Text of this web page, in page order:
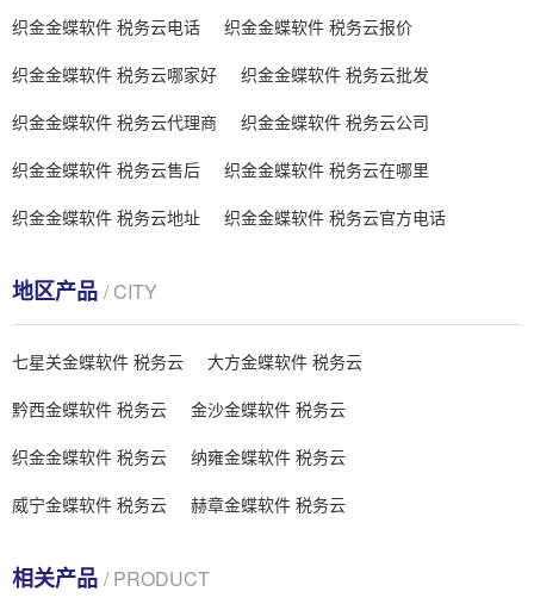
织金金蝶软件 税务云电话
织金金蝶软件 税务云报价
织金金蝶软件 税务云哪家好
织金金蝶软件 税务云批发
织金金蝶软件 税务云代理商
织金金蝶软件 税务云公司
织金金蝶软件 税务云售后
织金金蝶软件 税务云在哪里
织金金蝶软件 税务云地址
织金金蝶软件 税务云官方电话
地区产品 / CITY
七星关金蝶软件 税务云
大方金蝶软件 税务云
黔西金蝶软件 税务云
金沙金蝶软件 税务云
织金金蝶软件 税务云
纳雍金蝶软件 税务云
威宁金蝶软件 税务云
赫章金蝶软件 税务云
相关产品 / PRODUCT